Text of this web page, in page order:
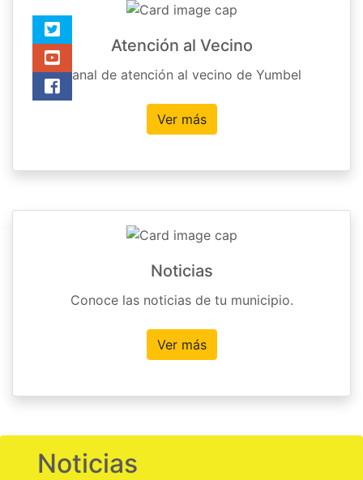
Atención al Vecino
Canal de atención al vecino de Yumbel
Ver más
Noticias
Conoce las noticias de tu municipio.
Ver más
Noticias